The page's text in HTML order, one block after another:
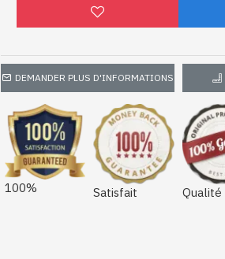
DEMANDER PLUS D'INFORMATIONS
100% Satisfait Qualité